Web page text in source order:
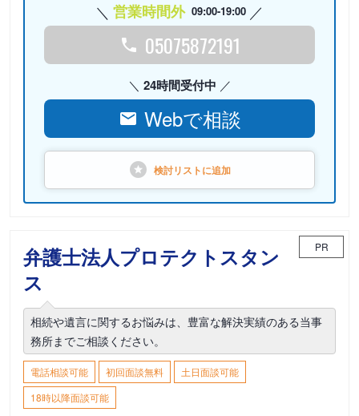
営業時間外 09:00-19:00
05075872191
24時間受付中
Webで相談
検討リストに追加
弁護士法人プロテクトスタン
ス
PR
相続や遺言に関するお悩みは、豊富な解決実績のある当事
務所までご相談ください。
電話相談可能 初回面談無料
土日面談可能
18時以降面談可能